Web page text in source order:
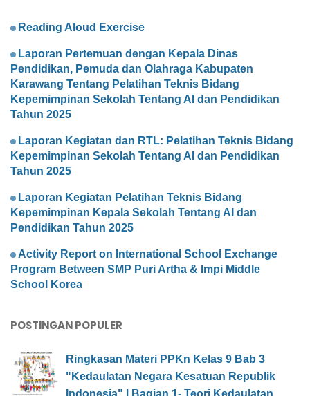
Reading Aloud Exercise
Laporan Pertemuan dengan Kepala Dinas
Pendidikan, Pemuda dan Olahraga Kabupaten
Karawang Tentang Pelatihan Teknis Bidang
Kepemimpinan Sekolah Tentang AI dan Pendidikan
Tahun 2025
Laporan Kegiatan dan RTL: Pelatihan Teknis Bidang
Kepemimpinan Sekolah Tentang AI dan Pendidikan
Tahun 2025
Laporan Kegiatan Pelatihan Teknis Bidang
Kepemimpinan Kepala Sekolah Tentang AI dan
Pendidikan Tahun 2025
Activity Report on International School Exchange
Program Between SMP Puri Artha & Impi Middle
School Korea
POSTINGAN POPULER
Ringkasan Materi PPKn Kelas 9 Bab 3
"Kedaulatan Negara Kesatuan Republik